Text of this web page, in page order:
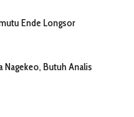
Ende Longsor
Nagekeo, Butuh Analis